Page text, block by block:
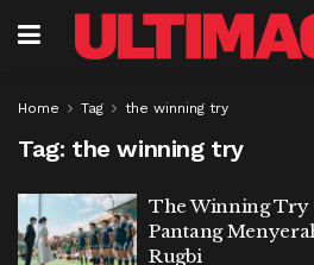
Home Tag the winning try
Tag: the winning try
The Winning Try
Pantang
Rugbi